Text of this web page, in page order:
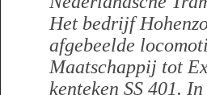
Het bedrijf
afgebeelde
Maatschappij tot
kenteken SS 401.